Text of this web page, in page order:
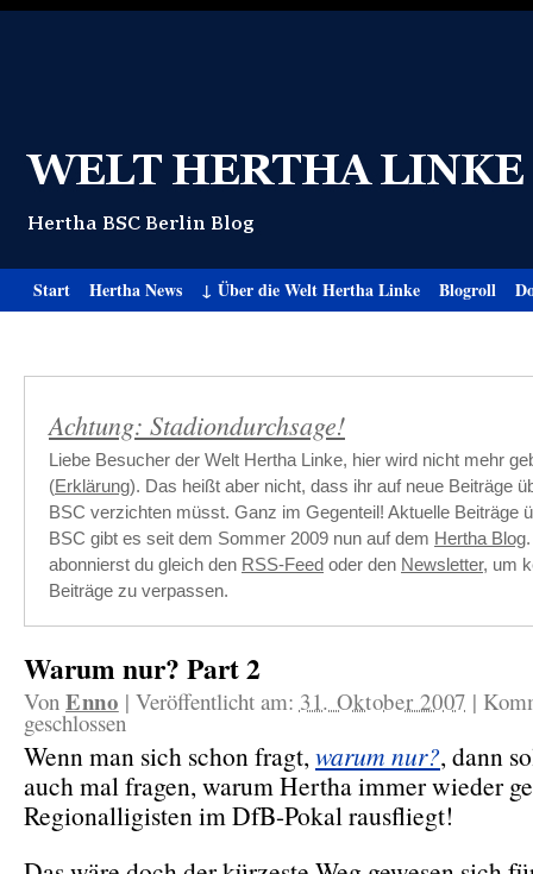
Start Hertha News ↓ Über die Welt Hertha Linke Blogroll
Achtung: Stadiondurchsage!
Liebe Besucher der Welt Hertha Linke, hier wird nicht mehr
(Erklärung). Das heißt aber nicht, dass ihr auf neue Beiträge
BSC verzichten müsst. Ganz im Gegenteil! Aktuelle Beiträge
BSC gibt es seit dem Sommer 2009 nun auf dem Hertha Blog
abonnierst du gleich den RSS-Feed oder den Newsletter, um
Beiträge zu verpassen.
Warum nur? Part 2
Von Enno | Veröffentlicht am: 31. Oktober 2007 |
geschlossen
Wenn man sich schon fragt,warum nur?, dann
auch mal fragen, warum Hertha immer wieder
Regionalligisten im DfB-Pokal rausfliegt!